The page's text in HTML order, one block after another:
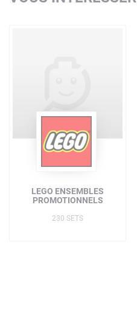
LEGO ENSEMBLES
PROMOTIONNELS
230 SETS